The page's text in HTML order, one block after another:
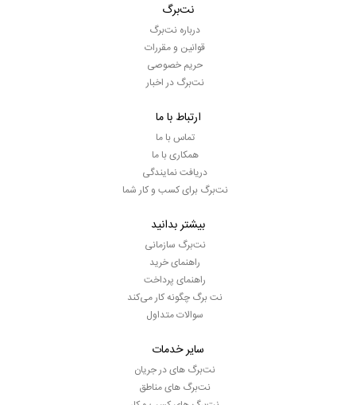
نت‌برگ
درباره نت‌برگ
قوانین و مقررات
حریم خصوصی
نت‌برگ در اخبار
ارتباط با ما
تماس با ما
همکاری با ما
دریافت نمایندگی
نت‌برگ برای کسب و کار شما
بیشتر بدانید
نت‌برگ سازمانی
راهنمای خرید
راهنمای پرداخت
نت برگ چگونه کار می‌کند
سوالات متداول
سایر خدمات
نت‌برگ های در جریان
نت‌برگ های مناطق